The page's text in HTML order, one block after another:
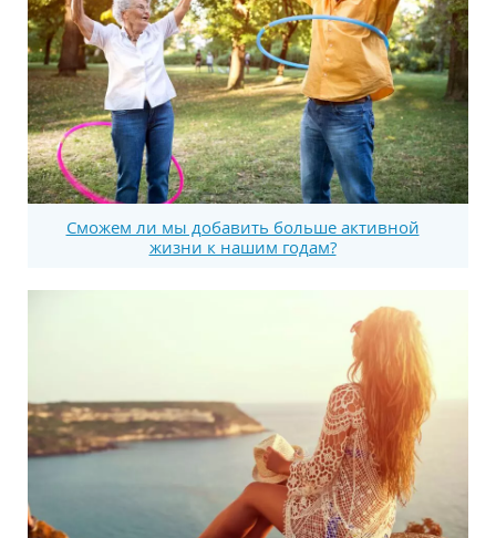
Сможем ли мы добавить больше активной
жизни к нашим годам?